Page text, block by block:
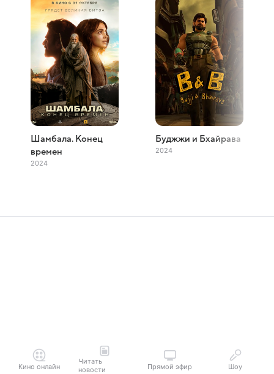
Шамбала. Конец
времен
2024
Буджжи и Бхайрава
2024
Кино онлайн
Читать
новости
Прямой эфир Шоу